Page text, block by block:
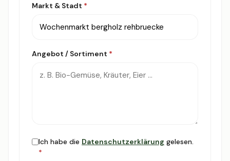
Markt & Stadt *
Angebot / Sortiment *
Ich habe die Datenschutzerklärung gelesen.
*